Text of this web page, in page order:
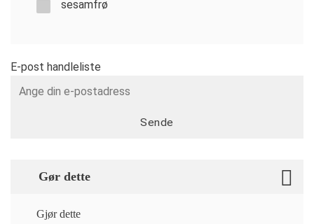
sesamfrø
E-post handleliste
Sende
Gør dette
Gjør dette